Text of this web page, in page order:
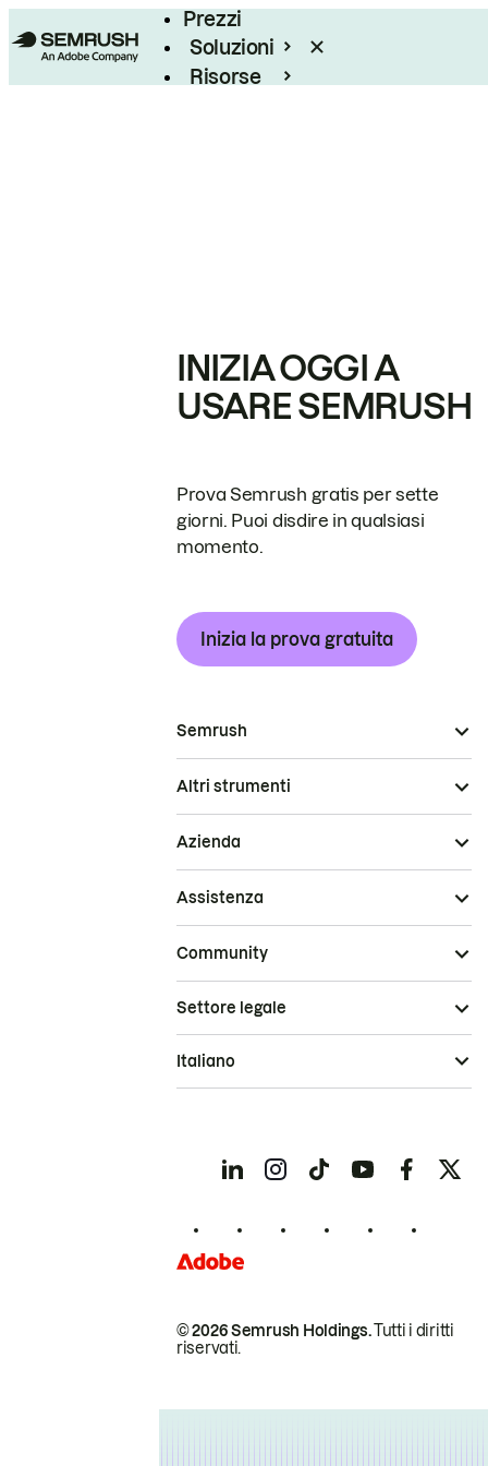
Prezzi
Soluzioni
Risorse
INIZIA OGGI A
USARE SEMRUSH
Prova Semrush gratis per sette
giorni. Puoi disdire in qualsiasi
momento.
Inizia la prova gratuita
Semrush
Altri strumenti
Azienda
Assistenza
Community
© 2026 Semrush Holdings.Tutti i diritti
riservati.
Settore legale
Italiano